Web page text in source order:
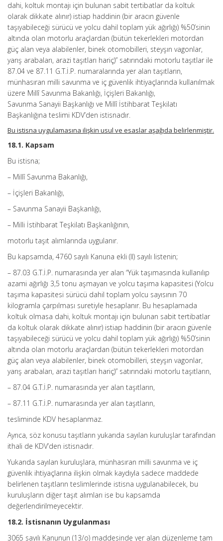
dahi, koltuk montajı için bulunan sabit tertibatlar da koltuk
olarak dikkate alınır) istiap haddinin (bir aracın güvenle
taşıyabileceği sürücü ve yolcu dahil toplam yük ağırlığı) %50’sinin
altında olan motorlu araçlardan (bütün tekerlekleri motordan
güç alan veya alabilenler, binek otomobilleri, steyşın vagonlar,
yarış arabaları, arazi taşıtları hariç)” satırındaki motorlu taşıtlar ile
87.04 ve 87.11 G.T.İ.P. numaralarında yer alan taşıtların,
münhasıran milli savunma ve iç güvenlik ihtiyaçlarında kullanılmak
üzere Millî Savunma Bakanlığı, İçişleri Bakanlığı,
Savunma Sanayii Başkanlığı ve Millî İstihbarat Teşkilatı
Başkanlığına teslimi KDV’den istisnadır.
Bu istisna uygulamasına ilişkin usul ve esaslar aşağıda belirlenmiştir.
18.1. Kapsam
Bu istisna;
– Millî Savunma Bakanlığı,
– İçişleri Bakanlığı,
– Savunma Sanayii Başkanlığı,
– Milli İstihbarat Teşkilatı Başkanlığının,
motorlu taşıt alımlarında uygulanır.
Bu kapsamda, 4760 sayılı Kanuna ekli (II) sayılı listenin;
– 87.03 G.T.İ.P. numarasında yer alan “Yük taşımasında kullanılıp
azami ağırlığı 3,5 tonu aşmayan ve yolcu taşıma kapasitesi (Yolcu
taşıma kapasitesi sürücü dahil toplam yolcu sayısının 70
kilogramla çarpılması suretiyle hesaplanır. Bu hesaplamada
koltuk olmasa dahi, koltuk montajı için bulunan sabit tertibatlar
da koltuk olarak dikkate alınır) istiap haddinin (bir aracın güvenle
taşıyabileceği sürücü ve yolcu dahil toplam yük ağırlığı) %50’sinin
altında olan motorlu araçlardan (bütün tekerlekleri motordan
güç alan veya alabilenler, binek otomobilleri, steyşın vagonlar,
yarış arabaları, arazi taşıtları hariç)” satırındaki motorlu taşıtların,
– 87.04 G.T.İ.P. numarasında yer alan taşıtların,
– 87.11 G.T.İ.P. numarasında yer alan taşıtların,
tesliminde KDV hesaplanmaz.
Ayrıca, söz konusu taşıtların yukarıda sayılan kuruluşlar tarafından
ithali de KDV’den istisnadır.
Yukarıda sayılan kuruluşlara, münhasıran milli savunma ve iç
güvenlik ihtiyaçlarına ilişkin olmak kaydıyla sadece maddede
belirlenen taşıtların teslimlerinde istisna uygulanabilecek, bu
kuruluşların diğer taşıt alımları ise bu kapsamda
değerlendirilmeyecektir.
18.2. İstisnanın Uygulanması
3065 sayılı Kanunun (13/o) maddesinde yer alan düzenleme tam